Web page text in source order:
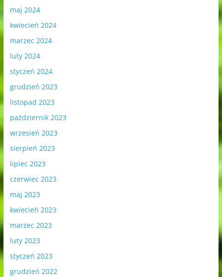
maj 2024
kwiecień 2024
marzec 2024
luty 2024
styczeń 2024
grudzień 2023
listopad 2023
październik 2023
wrzesień 2023
sierpień 2023
lipiec 2023
czerwiec 2023
maj 2023
kwiecień 2023
marzec 2023
luty 2023
styczeń 2023
grudzień 2022